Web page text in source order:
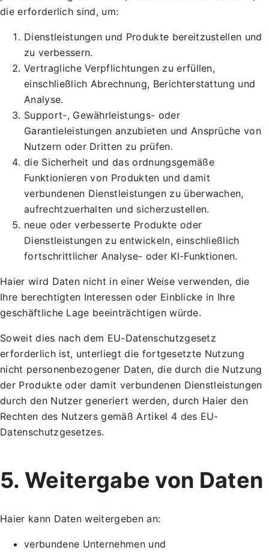
die erforderlich sind, um:
Dienstleistungen und Produkte bereitzustellen und
zu verbessern.
Vertragliche Verpflichtungen zu erfüllen,
einschließlich Abrechnung, Berichterstattung und
Analyse.
Support-, Gewährleistungs- oder
Garantieleistungen anzubieten und Ansprüche von
Nutzern oder Dritten zu prüfen.
die Sicherheit und das ordnungsgemäße
Funktionieren von Produkten und damit
verbundenen Dienstleistungen zu überwachen,
aufrechtzuerhalten und sicherzustellen.
neue oder verbesserte Produkte oder
Dienstleistungen zu entwickeln, einschließlich
fortschrittlicher Analyse- oder KI-Funktionen.
Haier wird Daten nicht in einer Weise verwenden, die
Ihre berechtigten Interessen oder Einblicke in Ihre
geschäftliche Lage beeinträchtigen würde.
Soweit dies nach dem EU-Datenschutzgesetz
erforderlich ist, unterliegt die fortgesetzte Nutzung
nicht personenbezogener Daten, die durch die Nutzung
der Produkte oder damit verbundenen Dienstleistungen
durch den Nutzer generiert werden, durch Haier den
Rechten des Nutzers gemäß Artikel 4 des EU-
Datenschutzgesetzes.
5. Weitergabe von Daten
Haier kann Daten weitergeben an:
verbundene Unternehmen und